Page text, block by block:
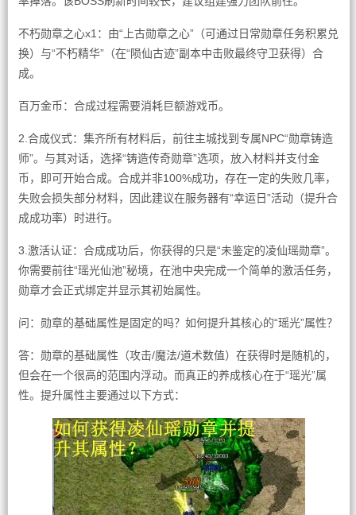
不朽勋章之心x1：由“上古勋章之心”（可通过日常勋章任务积累兑
换）与“不朽精华”（在“陨仙古迹”副本中击败最终守卫获得）合
成。
百万金币：合成过程需要消耗巨额游戏币。
2.合成仪式：集齐所有材料后，前往主城找到专属NPC“勋章铸造
师”。与其对话，选择“铸造传奇勋章”选项，放入材料并支付金
币，即可开始合成。合成并非100%成功，存在一定的失败几率，
失败会损失部分材料，因此建议在服务器有“幸运日”活动（提升合
成成功率）时进行。
3.激活认证：合成成功后，你获得的只是“未鉴定的凌仙瑶勋章”。
你需要前往“瑶光仙池”秘境，在池中央完成一个简单的激活任务，
勋章才会正式绑定并显示其初始属性。
问：勋章的基础属性是固定的吗？如何提升其核心的“瑶光”属性？
答：勋章的基础属性（攻击/魔法/道术数值）在获得时是随机的，
但会在一个很高的范围内浮动。而真正的养成核心在于“瑶光”属
性。提升属性主要通过以下方式：